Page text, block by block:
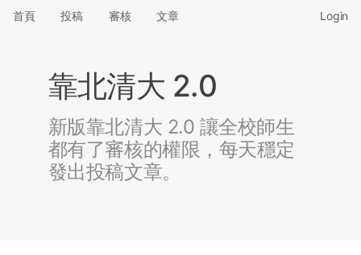
首頁 投稿 審核 文章 Login
靠北清大 2.0
新版靠北清大 2.0 讓全校師生
都有了審核的權限，每天穩定
發出投稿文章。